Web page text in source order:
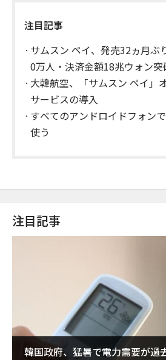
注目記事
サムスン ペイ、発売32ヵ月ぶ
0万人・決済金額18兆ウォン突
大韓航空、「サムスン ペイ」
サービスの導入
すべてのアンドロイドフォン
使う
注目記事
韓国政府、猛暑で電力需要が過